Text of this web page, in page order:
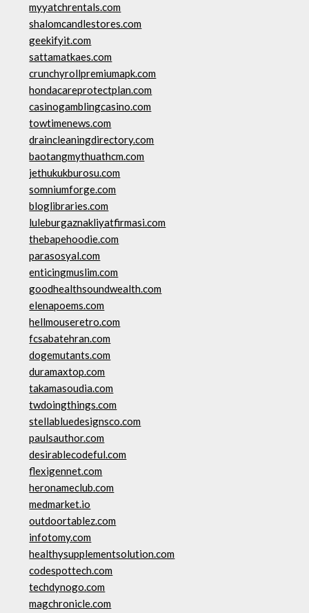
myyatchrentals.com
shalomcandlestores.com
geekifyit.com
sattamatkaes.com
crunchyrollpremiumapk.com
hondacareprotectplan.com
casinogamblingcasino.com
towtimenews.com
draincleaningdirectory.com
baotangmythuathcm.com
jethukukburosu.com
somniumforge.com
bloglibraries.com
luleburgaznakliyatfirmasi.com
thebapehoodie.com
parasosyal.com
enticingmuslim.com
goodhealthsoundwealth.com
elenapoems.com
hellmouseretro.com
fcsabatehran.com
dogemutants.com
duramaxtop.com
takamasoudia.com
twdoingthings.com
stellabluedesignsco.com
paulsauthor.com
desirablecodeful.com
flexigennet.com
heronameclub.com
medmarket.io
outdoortablez.com
infotomy.com
healthysupplementsolution.com
codespottech.com
techdynogo.com
magchronicle.com